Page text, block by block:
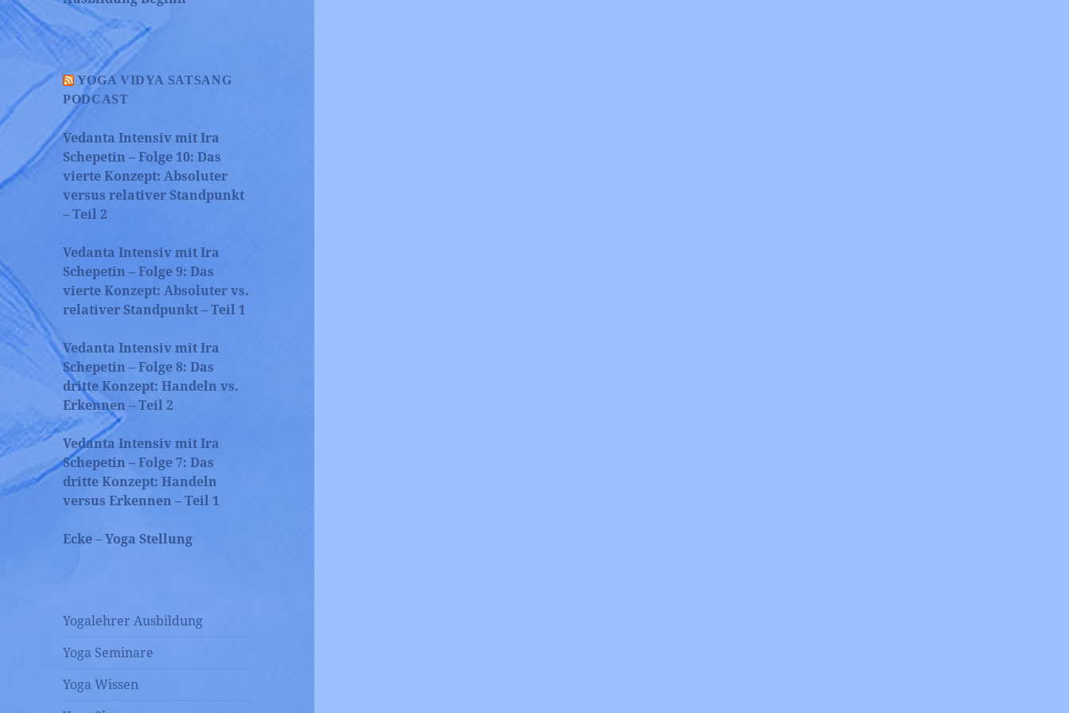
YOGA VIDYA SATSANG
PODCAST
Vedanta Intensiv mit Ira
Schepetin – Folge 10: Das
vierte Konzept: Absoluter
versus relativer Standpunkt
– Teil 2
Vedanta Intensiv mit Ira
Schepetin – Folge 9: Das
vierte Konzept: Absoluter vs.
relativer Standpunkt – Teil 1
Vedanta Intensiv mit Ira
Schepetin – Folge 8: Das
dritte Konzept: Handeln vs.
Erkennen – Teil 2
Vedanta Intensiv mit Ira
Schepetin – Folge 7: Das
dritte Konzept: Handeln
versus Erkennen – Teil 1
Ecke – Yoga Stellung
Yogalehrer Ausbildung
Yoga Seminare
Yoga Wissen